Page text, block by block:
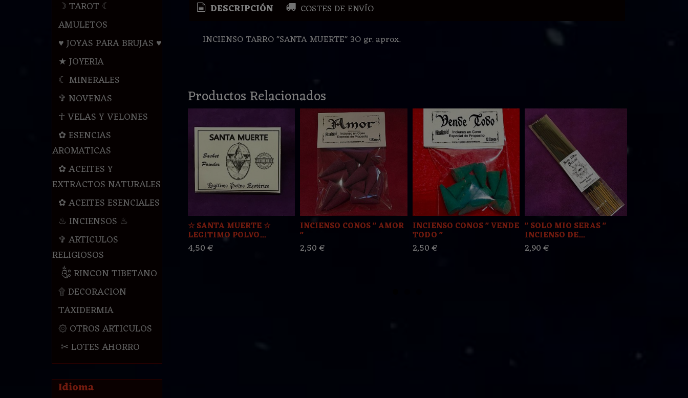
☽ TAROT ☾
AMULETOS
♥ JOYAS PARA BRUJAS ♥
★ JOYERIA
☾ MINERALES
✞ NOVENAS
☥ VELAS Y VELONES
✿ ESENCIAS
AROMATICAS
✿ ACEITES Y
EXTRACTOS NATURALES
✿ ACEITES ESENCIALES
♨ INCIENSOS ♨
✞ ARTICULOS
RELIGIOSOS
༃ RINCON TIBETANO
۩ DECORACION
TAXIDERMIA
۞ OTROS ARTICULOS
✂ LOTES AHORRO
Idioma
DESCRIPCIÓN COSTES DE ENVÍO
INCIENSO TARRO "SANTA MUERTE" 3O gr. aprox.
Productos Relacionados
☆ SANTA MUERTE ☆
LEGITIMO POLVO...
4,50 €
INCIENSO CONOS " AMOR
"
2,50 €
INCIENSO CONOS " VENDE
TODO "
2,50 €
" SOLO MIO SERAS "
INCIENSO DE...
2,90 €